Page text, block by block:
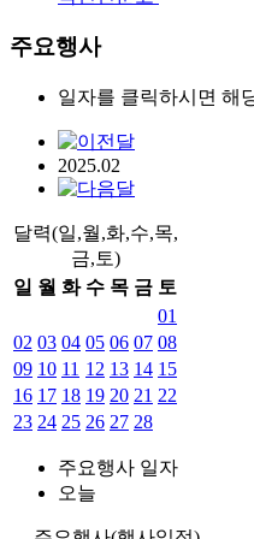
주요행사
일자를 클릭하시면 해
2025.02
달력(일,월,화,수,목,
금,토)
일 월 화 수 목 금 토
01
02 03 04 05 06 07 08
09 10 11 12 13 14 15
16 17 18 19 20 21 22
23 24 25 26 27 28
주요행사 일자
오늘